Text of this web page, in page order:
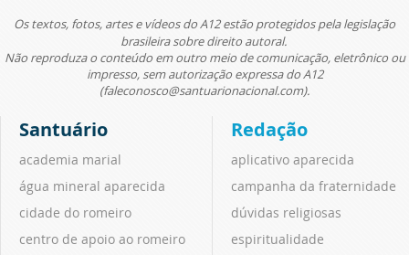
Os textos, fotos, artes e vídeos do A12 estão protegidos pela legislação
brasileira sobre direito autoral.
Não reproduza o conteúdo em outro meio de comunicação, eletrônico ou
impresso, sem autorização expressa do A12
(faleconosco@santuarionacional.com).
Santuário
academia marial
água mineral aparecida
cidade do romeiro
centro de apoio ao romeiro
Redação
aplicativo aparecida
campanha da fraternidade
dúvidas religiosas
espiritualidade